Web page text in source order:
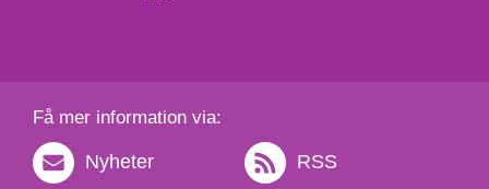
Få mer information via:
Nyheter RSS